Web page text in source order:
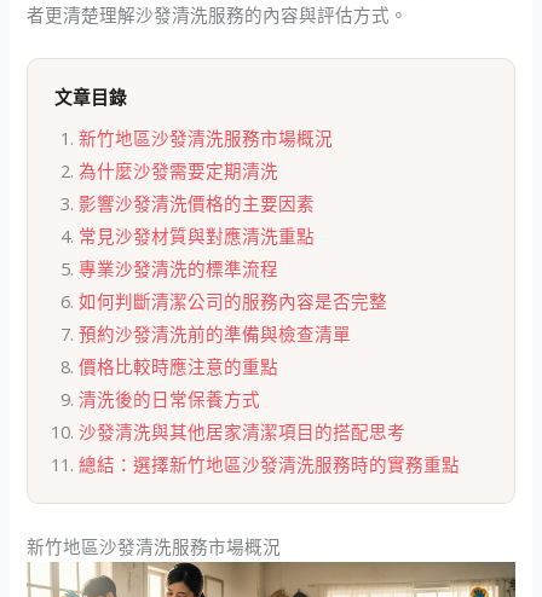
者更清楚理解沙發清洗服務的內容與評估方式。
文章目錄
新竹地區沙發清洗服務市場概況
為什麼沙發需要定期清洗
影響沙發清洗價格的主要因素
常見沙發材質與對應清洗重點
專業沙發清洗的標準流程
如何判斷清潔公司的服務內容是否完整
預約沙發清洗前的準備與檢查清單
價格比較時應注意的重點
清洗後的日常保養方式
沙發清洗與其他居家清潔項目的搭配思考
總結：選擇新竹地區沙發清洗服務時的實務重點
新竹地區沙發清洗服務市場概況